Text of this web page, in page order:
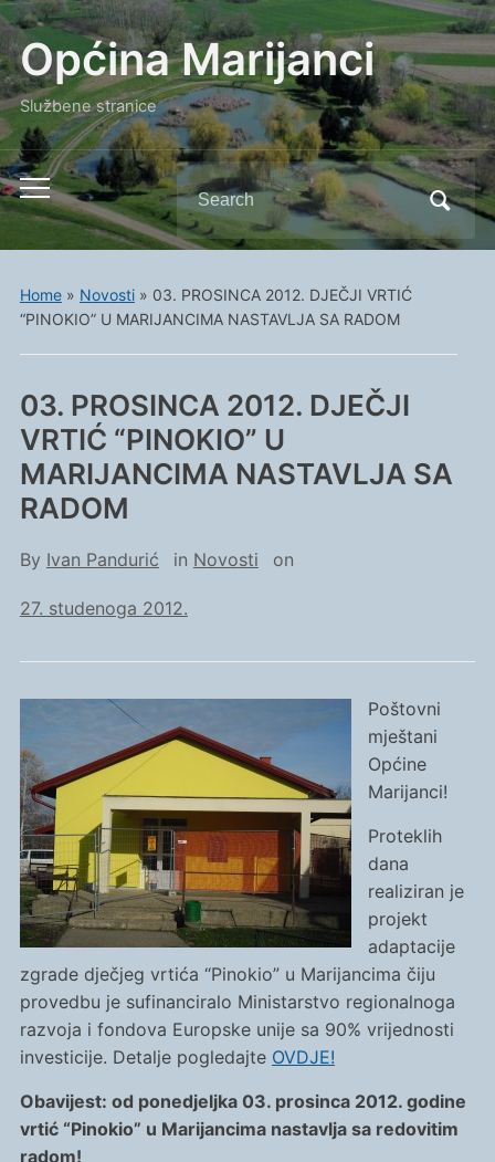
Općina Marijanci
Službene stranice
Toggle
mobile
menu
Search
for:
Home» Novosti» 03. PROSINCA 2012. DJEČJI VRTIĆ
“PINOKIO” U MARIJANCIMA NASTAVLJA SA RADOM
03. PROSINCA 2012. DJEČJI
VRTIĆ “PINOKIO” U
MARIJANCIMA NASTAVLJA SA
RADOM
By Ivan Pandurić in Novosti on
27. studenoga 2012.
Poštovni
mještani
Općine
Marijanci!
Proteklih
dana
realiziran je
projekt
adaptacije
zgrade dječjeg vrtića “Pinokio” u Marijancima čiju
provedbu je sufinanciralo Ministarstvo regionalnoga
razvoja i fondova Europske unije sa 90% vrijednosti
investicije. Detalje pogledajte OVDJE!
Obavijest: od ponedjeljka 03. prosinca 2012. godine
vrtić “Pinokio” u Marijancima nastavlja sa redovitim
radom!